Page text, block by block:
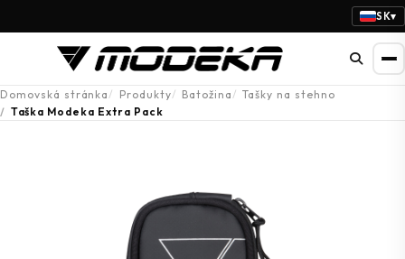
SK▾
Domovská stránka Produkty Batožina
Tašky na stehno
Taška Modeka Extra Pack